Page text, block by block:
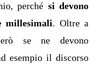
perché si devono
millesimali. Oltre a
se ne devono
esempio il discorso